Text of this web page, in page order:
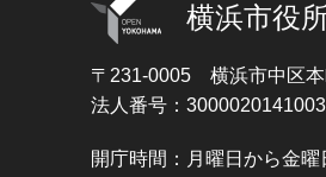
横浜市役
〒231-0005 横浜市中区
法人番号：3000020141003
開庁時間：月曜日から金